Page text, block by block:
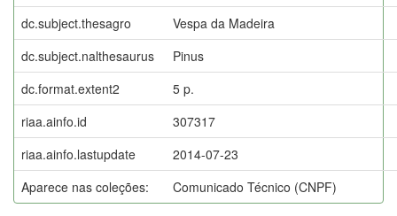
dc.subject.thesagro
Vespa da Madeira
dc.subject.nalthesaurus
Pinus
dc.format.extent2
5 p.
riaa.ainfo.id
307317
riaa.ainfo.lastupdate
2014-07-23
Aparece nas coleções:
Comunicado Técnico (CNPF)